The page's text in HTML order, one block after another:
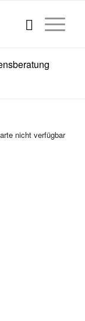
nicht verfügbar